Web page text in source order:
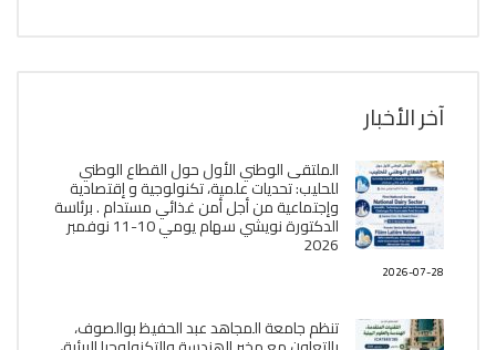
آخر الأخبار
الملتقى الوطني الأول حول القطاع الوطني
للحليب: تحديات علمية، تكنولوجية و إقتصادية
وإجتماعية من أجل أمن غذائي مستدام . برئاسة
الدكتورة نويشي سهام يومي 10-11 نوفمبر
2026
2026-07-28
تنظم جامعة المجاهد عبد الحفيظ بوالصوف،